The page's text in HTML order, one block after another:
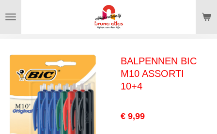
direct
hoofdinhoud
BALPENNEN BIC
M10 ASSORTI
10+4
€ 9,99